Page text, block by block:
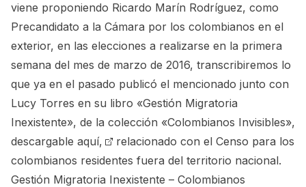
viene proponiendo Ricardo Marín Rodríguez, como
Precandidato a la Cámara por los colombianos en el
exterior, en las elecciones a realizarse en la primera
semana del mes de marzo de 2016, transcribiremos lo
que ya en el pasado publicó el mencionado junto con
Lucy Torres en su libro «Gestión Migratoria
Inexistente», de la colección «Colombianos Invisibles»,
descargable aquí,
relacionado con el Censo para los
colombianos residentes fuera del territorio nacional.
Gestión Migratoria Inexistente – Colombianos